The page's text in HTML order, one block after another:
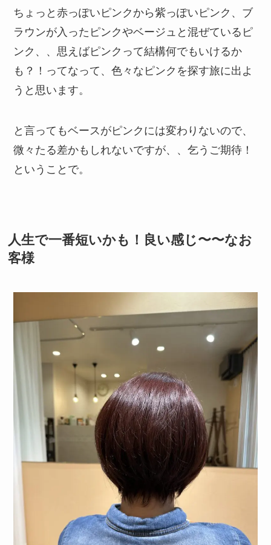
ちょっと赤っぽいピンクから紫っぽいピンク、ブ
ラウンが入ったピンクやベージュと混ぜているピ
ンク、、思えばピンクって結構何でもいけるか
も？！ってなって、色々なピンクを探す旅に出よ
うと思います。
と言ってもベースがピンクには変わりないので、
微々たる差かもしれないですが、、乞うご期待！
ということで。
人生で一番短いかも！良い感じ〜〜なお
客様